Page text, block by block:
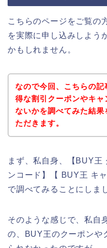
こちらのページをご覧の
を実際に申し込みしよう
かもしれません。
なので今回、こちらの
得な割引クーポンやキ
ないかを調べてみた結
ただきます。
まず、私自身、【BUY王
ンコード】【 BUY王 キ
で調べてみることにしま
そのような感じで、私自
の、BUY王のクーポンや